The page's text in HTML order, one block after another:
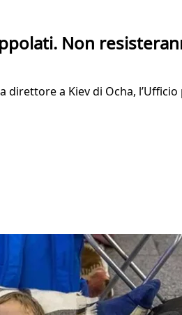
Non
direttore a Kiev di Ocha,